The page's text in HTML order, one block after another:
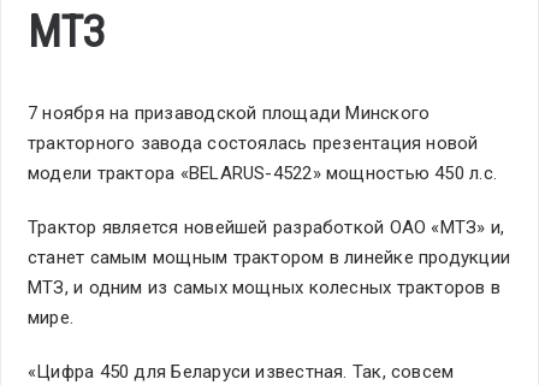
МТЗ
7 ноября на призаводской площади Минского
тракторного завода состоялась презентация новой
модели трактора «BELARUS-4522» мощностью 450 л.с.
Трактор является новейшей разработкой ОАО «МТЗ» и,
станет самым мощным трактором в линейке продукции
МТЗ, и одним из самых мощных колесных тракторов в
мире.
«Цифра 450 для Беларуси известная. Так, совсем